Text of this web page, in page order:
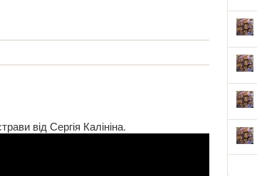
від Сергія Калініна.